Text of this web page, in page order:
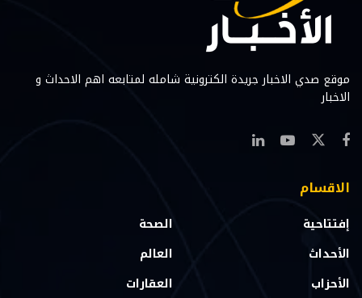
موقع صدي الاخبار جريدة الكترونية شامله لمتابعه اهم الاحداث و
الاخبار
الاقسام
إفتتاحية
الأحداث
الأحزاب
الصحة
العالم
العقارات